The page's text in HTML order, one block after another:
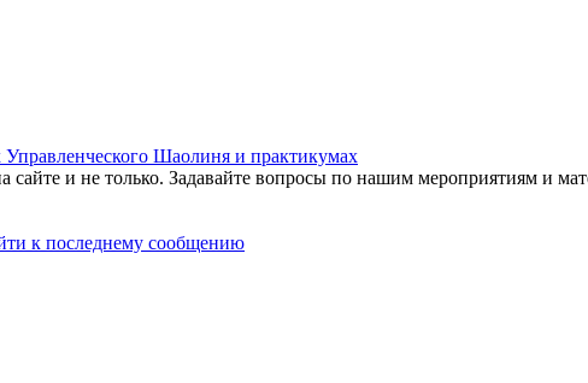
Управленческого Шаолиня и практикумах
сайте и не только. Задавайте вопросы по нашим мероприятиям и